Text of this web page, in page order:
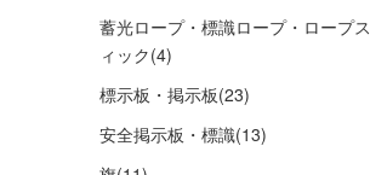
蓄光ロープ・標識ロープ・ロープ
ィック(4)
標示板・掲示板(23)
安全掲示板・標識(13)